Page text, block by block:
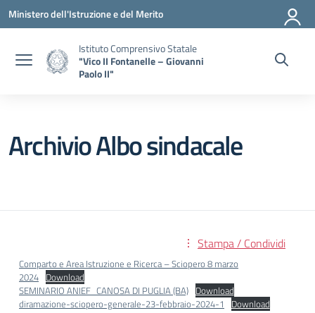
Vai ai contenuti
Vai al menu di navigazione
Vai al footer
Ministero dell'Istruzione e del Merito
Istituto Comprensivo Statale
"Vico II Fontanelle – Giovanni
Paolo II"
Archivio Albo sindacale
Stampa / Condividi
Comparto e Area Istruzione e Ricerca – Sciopero 8 marzo
2024 Download
SEMINARIO ANIEF_CANOSA DI PUGLIA (BA) Download
diramazione-sciopero-generale-23-febbraio-2024-1
Download